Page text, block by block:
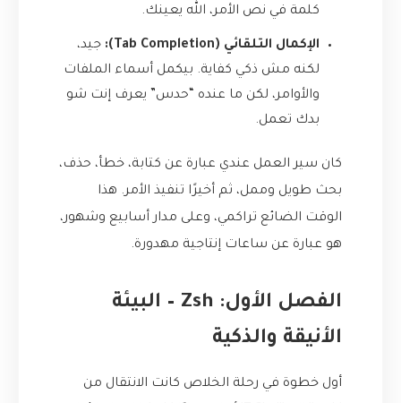
كلمة في نص الأمر، الله يعينك.
الإكمال التلقائي (Tab Completion):
جيد،
لكنه مش ذكي كفاية. بيكمل أسماء الملفات
والأوامر، لكن ما عنده “حدس” يعرف إنت شو
بدك تعمل.
كان سير العمل عندي عبارة عن كتابة، خطأ، حذف،
بحث طويل وممل، ثم أخيرًا تنفيذ الأمر. هذا
الوقت الضائع تراكمي، وعلى مدار أسابيع وشهور،
هو عبارة عن ساعات إنتاجية مهدورة.
الفصل الأول: Zsh – البيئة
الأنيقة والذكية
أول خطوة في رحلة الخلاص كانت الانتقال من